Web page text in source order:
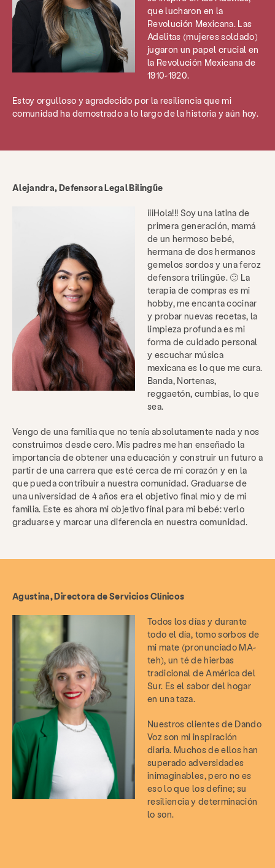
que lucharon en la
Revolución Mexicana. Las
Adelitas (mujeres soldado)
jugaron un papel crucial en
la Revolución Mexicana de
1910-1920.
Estoy orgulloso y agradecido por la resiliencia que mi
comunidad ha demostrado a lo largo de la historia y aún hoy.
Alejandra, Defensora Legal Bilingüe
¡¡¡Hola!!! Soy una latina de
primera generación, mamá
de un hermoso bebé,
hermana de dos hermanos
gemelos sordos y una feroz
defensora trilingüe. 🙂 La
terapia de compras es mi
hobby, me encanta cocinar
y probar nuevas recetas, la
limpieza profunda es mi
forma de cuidado personal
y escuchar música
mexicana es lo que me cura.
Banda, Nortenas,
reggaetón, cumbias, lo que
sea.
Vengo de una familia que no tenía absolutamente nada y nos
construimos desde cero. Mis padres me han enseñado la
importancia de obtener una educación y construir un futuro a
partir de una carrera que esté cerca de mi corazón y en la
que pueda contribuir a nuestra comunidad. Graduarse de
una universidad de 4 años era el objetivo final mío y de mi
familia. Este es ahora mi objetivo final para mi bebé: verlo
graduarse y marcar una diferencia en nuestra comunidad.
Agustina, Directora de Servicios Clínicos
Todos los días y durante
todo el día, tomo sorbos de
mi mate (pronunciado MA-
teh), un té de hierbas
tradicional de América del
Sur. Es el sabor del hogar
en una taza.
Nuestros clientes de Dando
Voz son mi inspiración
diaria. Muchos de ellos han
superado adversidades
inimaginables, pero no es
eso lo que los define; su
resiliencia y determinación
lo son.